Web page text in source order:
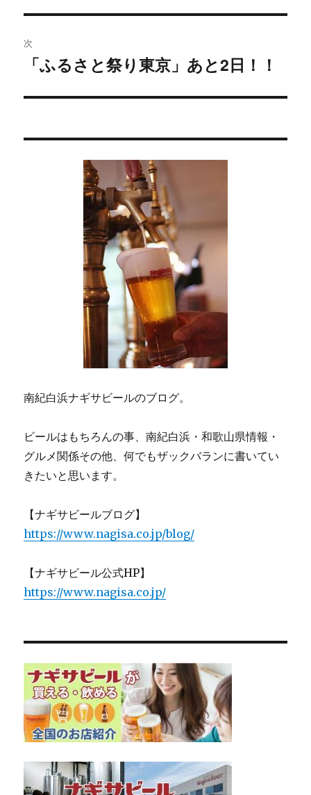
ビ
ゲ
ー
シ
投
稿:
次
次
投
「ふるさと祭り東京」あと2日！！
南紀白浜ナギサビールのブログ。
ビールはもちろんの事、南紀白浜・和歌山県情報・
グルメ関係その他、何でもザックバランに書いてい
きたいと思います。
【ナギサビールブログ】
https://www.nagisa.co.jp/blog/
【ナギサビール公式HP】
https://www.nagisa.co.jp/